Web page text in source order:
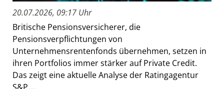
20.07.2026, 09:17 Uhr
Britische Pensionsversicherer, die
Pensionsverpflichtungen von
Unternehmensrentenfonds übernehmen, setzen in
ihren Portfolios immer stärker auf Private Credit.
Das zeigt eine aktuelle Analyse der Ratingagentur